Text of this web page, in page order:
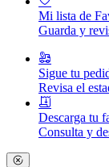
Mi lista de
Guarda y
Sigue tu
Revisa el
Descarga tu
Consulta y